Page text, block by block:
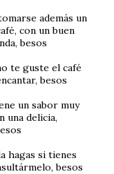
además un
con un buen
besos
te guste el café
besos
un sabor muy
una delicia,
hagas si tienes
besos